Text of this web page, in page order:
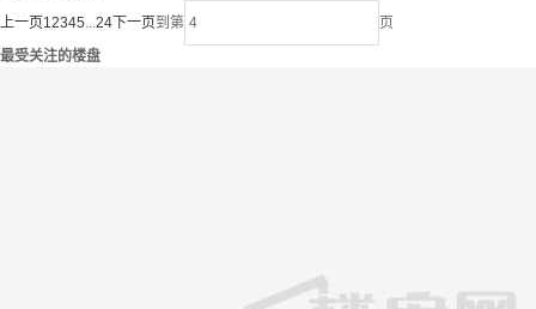
上一页12345...24 下一页到第
页
最受关注的楼盘